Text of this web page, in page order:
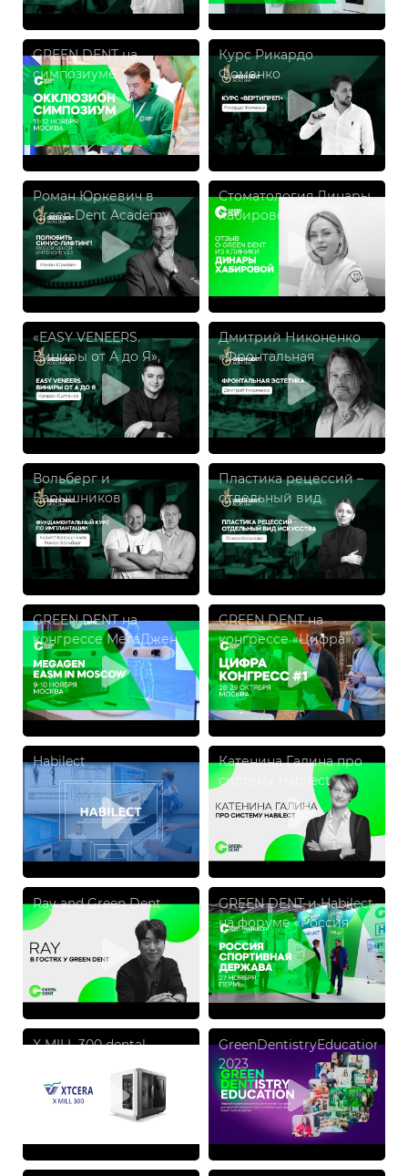
Волкова
2023»
GREEN DENT на
симпозиуме
«Окклюзион»
Курс Рикардо
Фоменко
Роман Юркевич в
Green Dent Academy
Стоматология Динары
Хабировой
«EASY VENEERS.
Виниры от А до Я»,
Камран Султанов
Дмитрий Никоненко
«Фронтальная
эстетика»
Вольберг и
Барышников
«Фундаментальный
курс по имплантации»
Пластика рецессий –
отдельный вид
искусства
GREEN DENT на
конгрессе МегаДжен
Ноябрь 2023
GREEN DENT на
конгрессе «Цифра».
Октябрь 2023
Habilect
Катенина Галина про
систему Habilect
Ray and Green Dent
GREEN DENT и Habilect
на форуме «Россия
спортивная держава
2023» в Перми
X MILL 300 dental
GreenDentistryEducation
2023